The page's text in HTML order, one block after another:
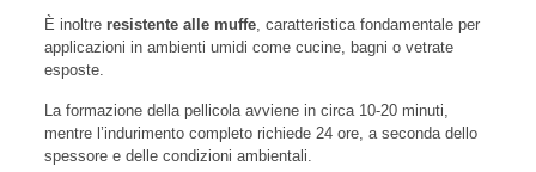
È inoltre resistente alle muffe, caratteristica fondamentale per
applicazioni in ambienti umidi come cucine, bagni o vetrate
esposte.
La formazione della pellicola avviene in circa 10-20 minuti,
mentre l’indurimento completo richiede 24 ore, a seconda dello
spessore e delle condizioni ambientali.